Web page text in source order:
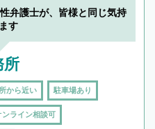
重要です。実際に電話や面談
会話をしてウマが合う方に依
弁護士が、皆様と同じ気持
す
所
から近い 駐車場あり
ンライン相談可